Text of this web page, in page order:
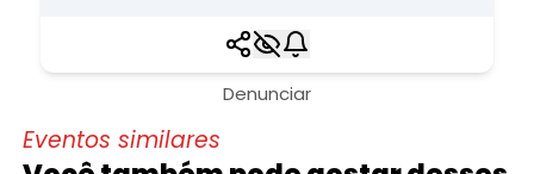
Denunciar
Eventos similares